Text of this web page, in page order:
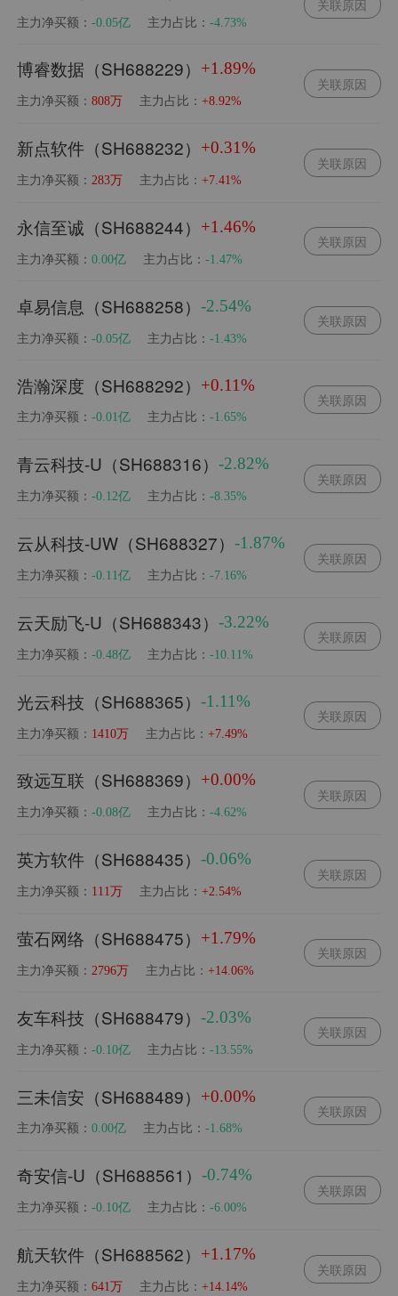
主力净买额：-0.05亿 主力占比：-4.73%
关联原因
博睿数据（SH688229） +1.89%
主力净买额：808万 主力占比：+8.92%
关联原因
新点软件（SH688232） +0.31%
主力净买额：283万 主力占比：+7.41%
关联原因
永信至诚（SH688244） +1.46%
主力净买额：0.00亿 主力占比：-1.47%
关联原因
卓易信息（SH688258）-2.54%
主力净买额：-0.05亿 主力占比：-1.43%
关联原因
浩瀚深度（SH688292） +0.11%
主力净买额：-0.01亿 主力占比：-1.65%
关联原因
青云科技-U（SH688316）-2.82%
主力净买额：-0.12亿 主力占比：-8.35%
关联原因
云从科技-UW（SH688327）-1.87%
主力净买额：-0.11亿 主力占比：-7.16%
关联原因
云天励飞-U（SH688343）-3.22%
主力净买额：-0.48亿 主力占比：-10.11%
关联原因
光云科技（SH688365）-1.11%
主力净买额： 1410万 主力占比：+7.49%
关联原因
致远互联（SH688369） +0.00%
主力净买额：-0.08亿 主力占比：-4.62%
关联原因
英方软件（SH688435）-0.06%
主力净买额： 111万 主力占比：+2.54%
关联原因
萤石网络（SH688475） +1.79%
主力净买额： 2796万 主力占比：+14.06%
关联原因
友车科技（SH688479）-2.03%
主力净买额：-0.10亿 主力占比：-13.55%
关联原因
三未信安（SH688489） +0.00%
主力净买额：0.00亿 主力占比：-1.68%
关联原因
奇安信-U（SH688561）-0.74%
主力净买额：-0.10亿 主力占比：-6.00%
关联原因
航天软件（SH688562） +1.17%
主力净买额：641万 主力占比：+14.14%
关联原因